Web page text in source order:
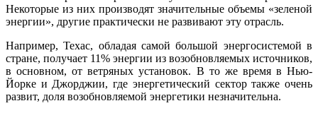
Некоторые из них производят значительные объемы «зеленой
энергии», другие практически не развивают эту отрасль.
Например, Техас, обладая самой большой энергосистемой в
стране, получает 11% энергии из возобновляемых источников,
в основном, от ветряных установок. В то же время в Нью-
Йорке и Джорджии, где энергетический сектор также очень
развит, доля возобновляемой энергетики незначительна.